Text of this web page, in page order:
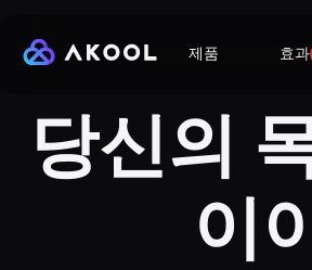
제품 효과
당신의
이